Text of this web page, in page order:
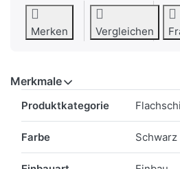
Merken Vergleichen
Merkmale
Produktkategorie
Farbe Schwarz